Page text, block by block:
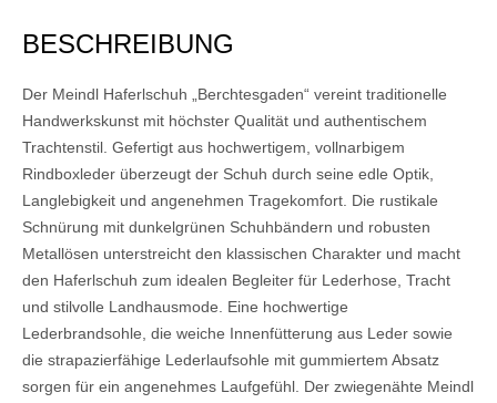
BESCHREIBUNG
Der Meindl Haferlschuh „Berchtesgaden“ vereint traditionelle
Handwerkskunst mit höchster Qualität und authentischem
Trachtenstil. Gefertigt aus hochwertigem, vollnarbigem
Rindboxleder überzeugt der Schuh durch seine edle Optik,
Langlebigkeit und angenehmen Tragekomfort. Die rustikale
Schnürung mit dunkelgrünen Schuhbändern und robusten
Metallösen unterstreicht den klassischen Charakter und macht
den Haferlschuh zum idealen Begleiter für Lederhose, Tracht
und stilvolle Landhausmode. Eine hochwertige
Lederbrandsohle, die weiche Innenfütterung aus Leder sowie
die strapazierfähige Lederlaufsohle mit gummiertem Absatz
sorgen für ein angenehmes Laufgefühl. Der zwiegenähte Meindl